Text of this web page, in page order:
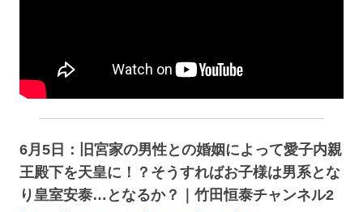
6月5日：旧宮家の男性との婚姻によって愛子内親
王殿下を天皇に！？そうすればお子様は男系とな
り皇室安泰…となるか？｜竹田恒泰チャンネル2